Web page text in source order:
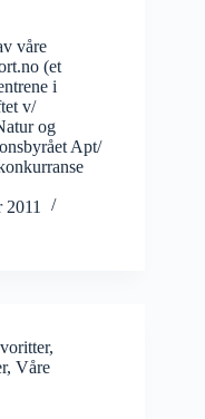
våre
(et
i
v/
og
Apt/
2011
,
, Våre